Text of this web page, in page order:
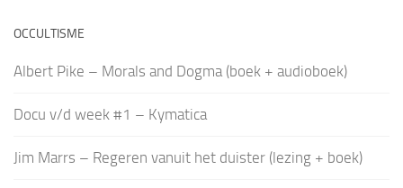
OCCULTISME
Albert Pike – Morals and Dogma (boek + audioboek)
Docu v/d week #1 – Kymatica
Jim Marrs – Regeren vanuit het duister (lezing + boek)